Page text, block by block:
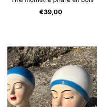
Prix
€39,00